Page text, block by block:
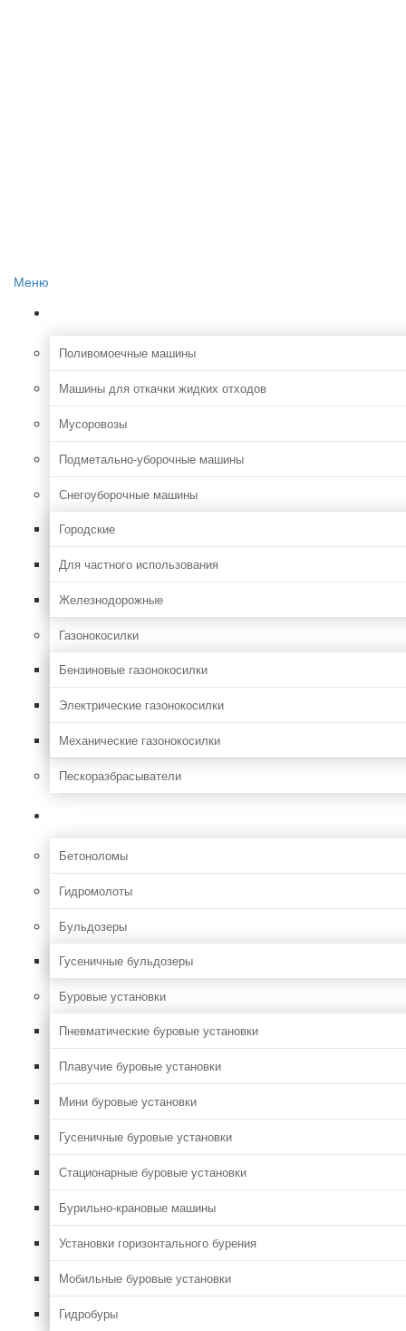
Меню
Поливомоечные машины
Машины для откачки жидких отходов
Мусоровозы
Подметально-уборочные машины
Снегоуборочные машины
Городские
Для частного использования
Железнодорожные
Газонокосилки
Бензиновые газонокосилки
Электрические газонокосилки
Механические газонокосилки
Пескоразбрасыватели
Бетоноломы
Гидромолоты
Бульдозеры
Гусеничные бульдозеры
Буровые установки
Пневматические буровые установки
Плавучие буровые установки
Мини буровые установки
Гусеничные буровые установки
Стационарные буровые установки
Бурильно-крановые машины
Установки горизонтального бурения
Мобильные буровые установки
Гидробуры